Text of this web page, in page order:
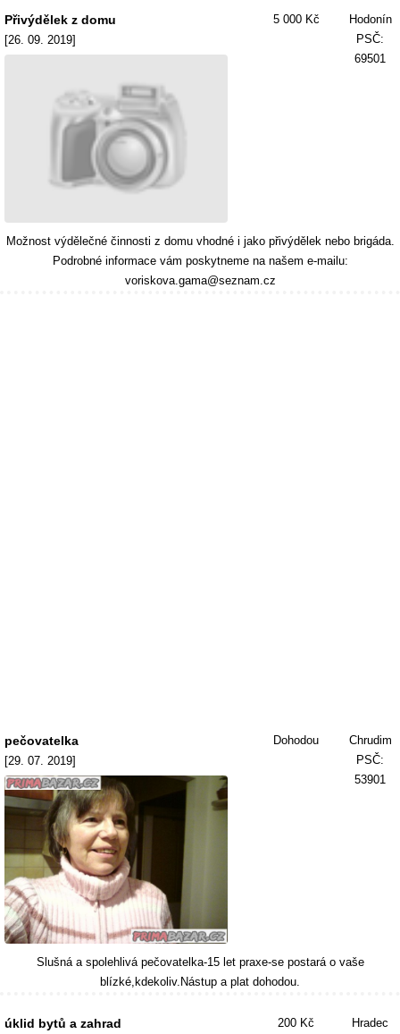
Přivýdělek z domu
[26. 09. 2019]
5 000 Kč
Hodonín
PSČ:
69501
Možnost výdělečné činnosti z domu vhodné i jako přivýdělek nebo brigáda.
Podrobné informace vám poskytneme na našem e-mailu:
voriskova.gama@seznam.cz
pečovatelka
[29. 07. 2019]
Dohodou
Chrudim
PSČ:
53901
Slušná a spolehlivá pečovatelka-15 let praxe-se postará o vaše
blízké,kdekoliv.Nástup a plat dohodou.
úklid bytů a zahrad 200 Kč
Hradec